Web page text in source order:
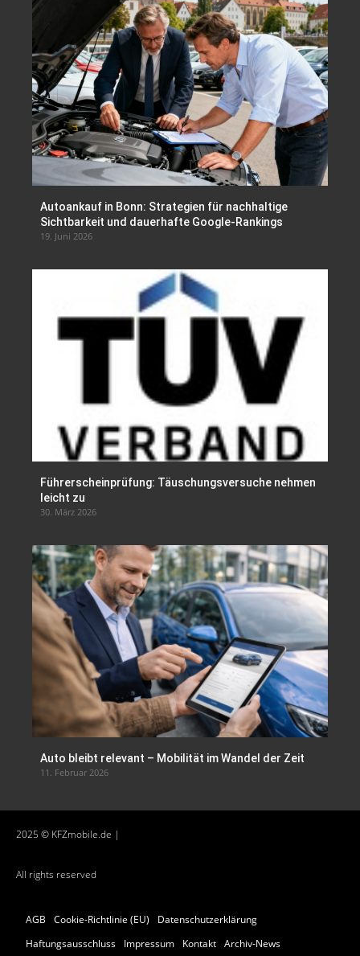
Autoankauf in Bonn: Strategien für nachhaltige
Sichtbarkeit und dauerhafte Google-Rankings
19. Juni 2026
Führerscheinprüfung: Täuschungsversuche nehmen
leicht zu
30. März 2026
Auto bleibt relevant – Mobilität im Wandel der Zeit
11. Februar 2026
2025 © KFZmobile.de |
All rights reserved
AGB Cookie-Richtlinie (EU)
Datenschutzerklärung
Haftungsausschluss
Impressum Kontakt Archiv-News